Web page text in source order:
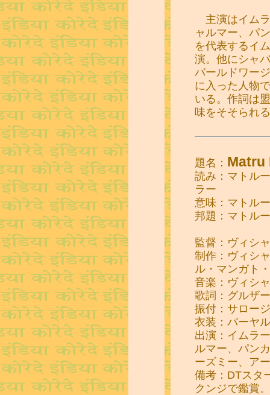
主演はイム
ャルマー、パ
を代表するイ
演。他にシャ
バールドワー
に入った人物
いる。作詞は
味をそそられ
題名： Matru
読み：マトル
ラー
意味：マトル
邦題：マトル
監督：ヴィシ
制作：ヴィシ
ル・マンガト
音楽：ヴィシ
歌詞：グルザ
振付：サロー
衣装：パーヤ
出演：イムラ
ルマー、パン
ーズミー、ア
備考：DTスタ
クンジで鑑賞。